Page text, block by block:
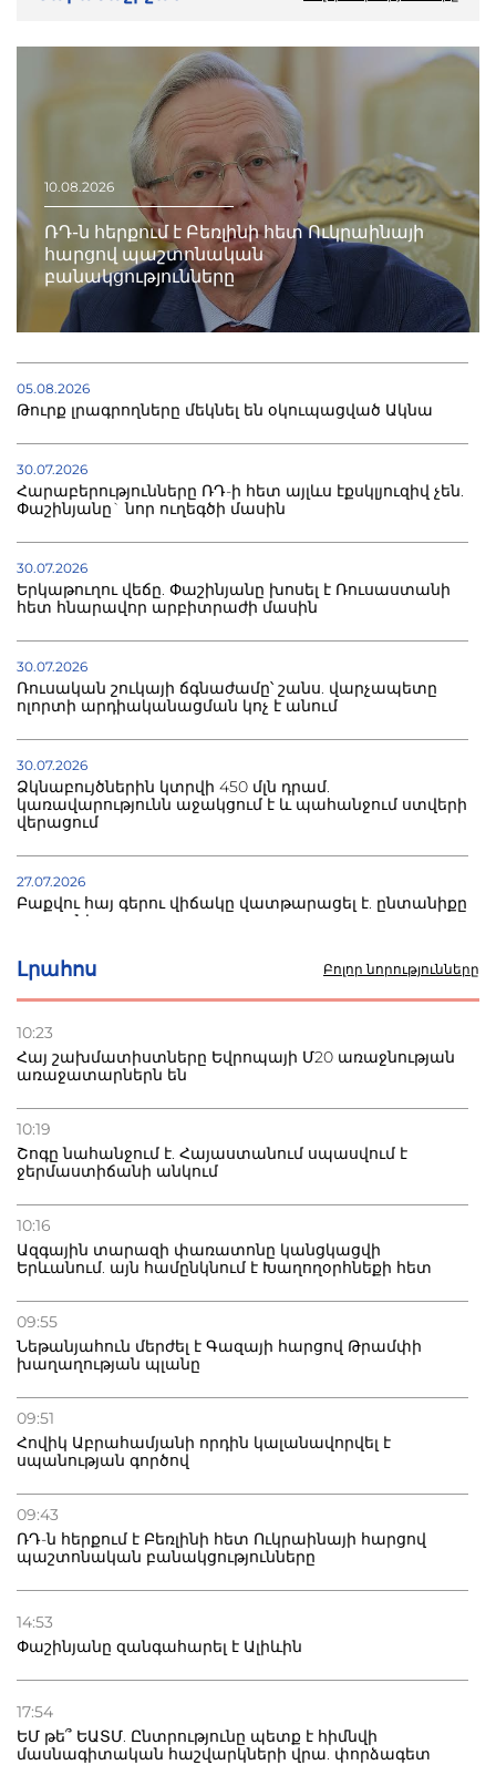
Լրահոս Բոլոր նորությունները
10:23
Հայ շախմատիստները Եվրոպայի Մ20 առաջնության
առաջատարներն են
10:19
Շոգը նահանջում է. Հայաստանում սպասվում է
ջերմաստիճանի անկում
10:16
Ազգային տարազի փառատոնը կանցկացվի
Երևանում. այն համընկնում է Խաղողօրհնեքի հետ
09:55
Նեթանյահուն մերժել է Գազայի հարցով Թրամփի
խաղաղության պլանը
09:51
Հովիկ Աբրահամյանի որդին կալանավորվել է
սպանության գործով
09:43
ՌԴ-ն հերքում է Բեռլինի հետ Ուկրաինայի հարցով
պաշտոնական բանակցությունները
14:53
Փաշինյանը զանգահարել է Ալիևին
17:54
ԵՄ թե՞ ԵԱՏՄ. Ընտրությունը պետք է հիմնվի
մասնագիտական հաշվարկների վրա. փորձագետ
10.08.2026
ՌԴ-ն հերքում է Բեռլինի հետ Ուկրաինայի
հարցով պաշտոնական
բանակցությունները
05.08.2026
Թուրք լրագրողները մեկնել են օկուպացված Ակնա
30.07.2026
Հարաբերությունները ՌԴ-ի հետ այլևս էքսկլյուզիվ չեն.
Փաշինյանը` նոր ուղեգծի մասին
30.07.2026
Երկաթուղու վեճը. Փաշինյանը խոսել է Ռուսաստանի
հետ հնարավոր արբիտրաժի մասին
30.07.2026
Ռուսական շուկայի ճգնաժամը՝ շանս. վարչապետը
ոլորտի արդիականացման կոչ է անում
30.07.2026
Ձկնաբույծներին կտրվի 450 մլն դրամ.
կառավարությունն աջակցում է և պահանջում ստվերի
վերացում
27.07.2026
Բաքվու հայ գերու վիճակը վատթարացել է. ընտանիքը
լուր չունի
27.07.2026
Մ-17 աշխարհի առաջնությունը Բաքվում. 5 հայ ըմբիշ
22.07.2026
21.07.2026
բնակվել Ռուսաստանում